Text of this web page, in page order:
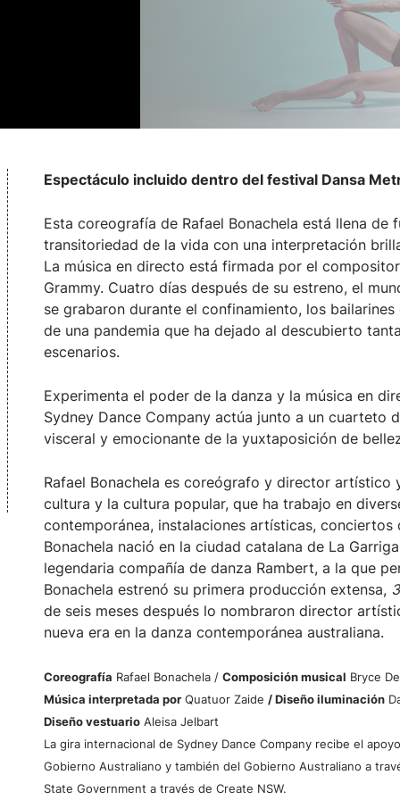
Espectáculo incluido dentro del festival Dansa
Esta coreografía de Rafael Bonachela está llena
transitoriedad de la vida con una interpretación
La música en directo está firmada por el
Grammy. Cuatro días después de su estreno, el
se grabaron durante el confinamiento, los
de una pandemia que ha dejado al descubierto
escenarios.
Experimenta el poder de la danza y la música en
Sydney Dance Company actúa junto a un cuarteto
visceral y emocionante de la yuxtaposición de
Rafael Bonachela es coreógrafo y director artístico
cultura y la cultura popular, que ha trabajo en
contemporánea, instalaciones artísticas, conciertos
Bonachela nació en la ciudad catalana de La
legendaria compañía de danza Rambert, a la que
Bonachela estrenó su primera producción extensa,
de seis meses después lo nombraron director
nueva era en la danza contemporánea australiana.
Coreografía Rafael Bonachela / Composición musical Bryce
Música interpretada porQuatuor Zaide / Diseño iluminación
Diseño vestuarioAleisa Jelbart
La gira internacional de Sydney Dance Company recibe el
Gobierno Australiano y también del Gobierno Australiano a
State Government a través de Create NSW.